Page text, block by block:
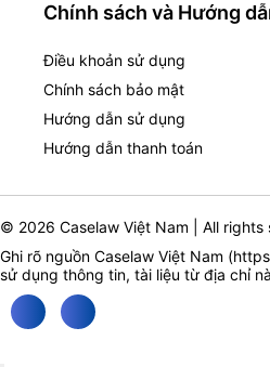
Chính sách và Hướng
Điều khoản sử dụng
Chính sách bảo mật
Hướng dẫn sử dụng
Hướng dẫn thanh toán
© 2026 Caselaw Việt Nam | All rights
Ghi rõ nguồn Caselaw Việt Nam (
sử dụng thông tin, tài liệu từ địa chỉ